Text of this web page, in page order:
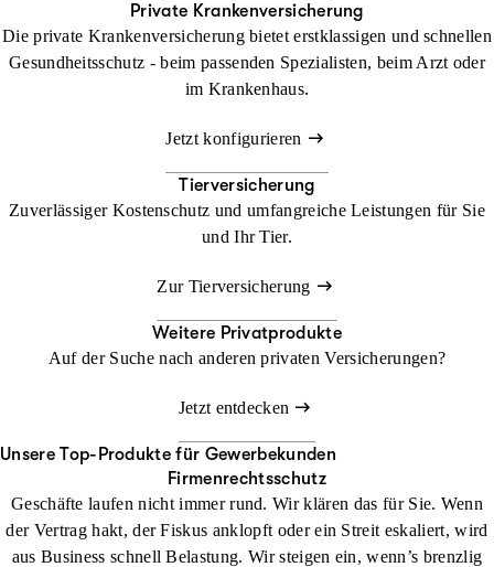
Private Krankenversicherung
Die private Krankenversicherung bietet erstklassigen und schnellen
Gesundheitsschutz - beim passenden Spezialisten, beim Arzt oder
im Krankenhaus.
Jetzt konfigurieren
Tierversicherung
Zuverlässiger Kostenschutz und umfangreiche Leistungen für Sie
und Ihr Tier.
Zur Tierversicherung
Weitere Privatprodukte
Auf der Suche nach anderen privaten Versicherungen?
Jetzt entdecken
Unsere Top-Produkte für Gewerbekunden
Firmenrechtsschutz
Geschäfte laufen nicht immer rund. Wir klären das für Sie. Wenn
der Vertrag hakt, der Fiskus anklopft oder ein Streit eskaliert, wird
aus Business schnell Belastung. Wir steigen ein, wenn’s brenzlig